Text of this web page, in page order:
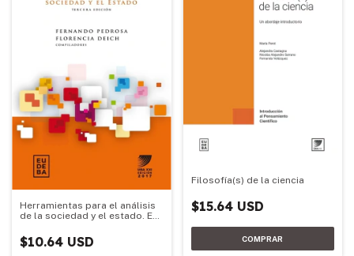
Herramientas para el análisis
de la sociedad y el estado. Ed.
$10.64 USD
Filosofía(s) de la ciencia
$15.64 USD